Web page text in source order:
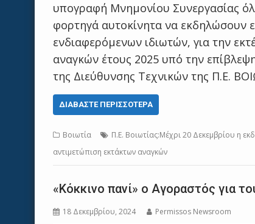
υπογραφή Μνημονίου Συνεργασίας
φορτηγά αυτοκίνητα να εκδηλώσουν
ενδιαφερόμενων ιδιωτών, για την
αναγκών έτους 2025 υπό την
της Διεύθυνσης Τεχνικών της Π.Ε.
ΔΙΑΒΆΣΤΕ ΠΕΡΙΣΣΌΤΕΡΑ
Βοιωτία
Π.Ε. Βοιωτίας:Μέχρι 20 Δεκεμβρίου η
αντιμετώπιση εκτάκτων αναγκών
«Κόκκινο πανί» ο Αγοραστός για
18 Δεκεμβρίου, 2024 Permissos Newsroom